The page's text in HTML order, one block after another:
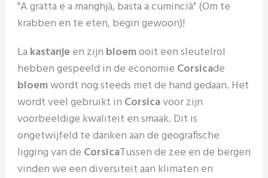
"A gratta e a manghjà, basta a cumincià" (Om te
krabben en te eten, begin gewoon)!
La kastanjeen zijn bloemooit een sleutelrol
hebben gespeeld in de economie Corsicade
bloemwordt nog steeds met de hand gedaan. Het
wordt veel gebruikt in Corsicavoor zijn
voorbeeldige kwaliteit en smaak. Dit is
ongetwijfeld te danken aan de geografische
ligging van de CorsicaTussen de zee en de bergen
vinden we een diversiteit aan klimaten en